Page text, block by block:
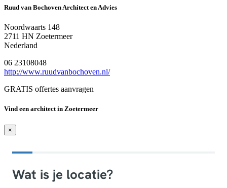
Ruud van Bochoven Architect en Advies
Noordwaarts 148
2711 HN Zoetermeer
Nederland
06 23108048
http://www.ruudvanbochoven.nl/
GRATIS offertes aanvragen
Vind een architect in Zoetermeer
×